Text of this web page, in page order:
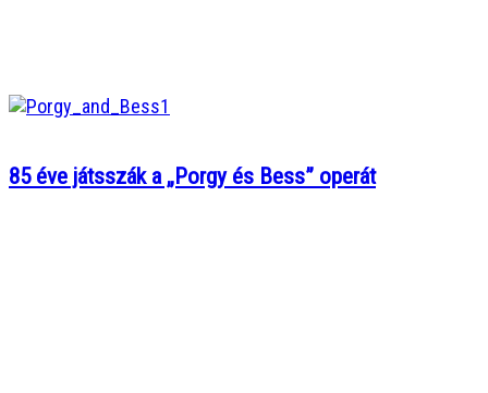
85 éve játsszák a „Porgy és Bess” operát